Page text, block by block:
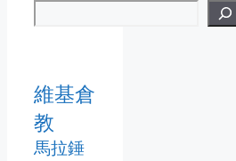
維基倉
教
馬拉錘